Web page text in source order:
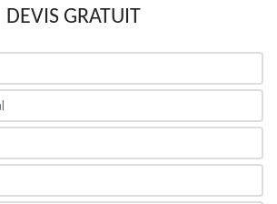
DEVIS GRATUIT